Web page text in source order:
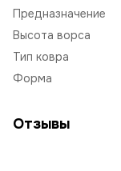
Предназначение
Высота ворса
Тип ковра
Форма
Отзывы